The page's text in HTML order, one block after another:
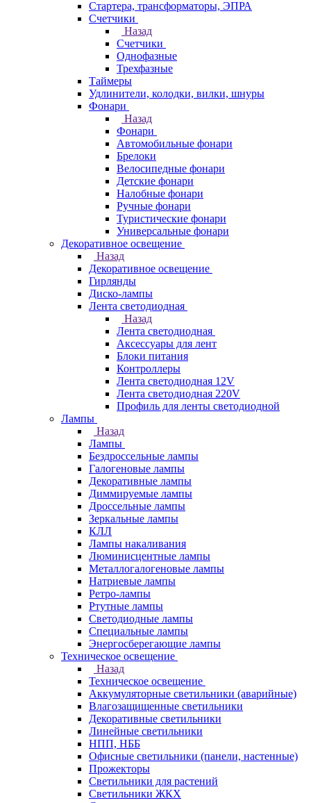
Стартера, трансформаторы, ЭПРА
Счетчики
Назад
Счетчики
Однофазные
Трехфазные
Таймеры
Удлинители, колодки, вилки, шнуры
Фонари
Назад
Фонари
Автомобильные фонари
Брелоки
Велосипедные фонари
Детские фонари
Налобные фонари
Ручные фонари
Туристические фонари
Универсальные фонари
Декоративное освещение
Назад
Декоративное освещение
Гирлянды
Диско-лампы
Лента светодиодная
Назад
Лента светодиодная
Аксессуары для лент
Блоки питания
Контроллеры
Лента светодиодная 12V
Лента светодиодная 220V
Профиль для ленты светодиодной
Лампы
Назад
Лампы
Бездроссельные лампы
Галогеновые лампы
Декоративные лампы
Диммируемые лампы
Дроссельные лампы
Зеркальные лампы
КЛЛ
Лампы накаливания
Люминисцентные лампы
Металлогалогеновые лампы
Натриевые лампы
Ретро-лампы
Ртутные лампы
Светодиодные лампы
Специальные лампы
Энергосберегающие лампы
Техническое освещение
Назад
Техническое освещение
Аккумуляторные светильники (аварийные)
Влагозащищенные светильники
Декоративные светильники
Линейные светильники
НПП, НББ
Офисные светильники (панели, настенные)
Прожекторы
Светильники для растений
Светильники ЖКХ